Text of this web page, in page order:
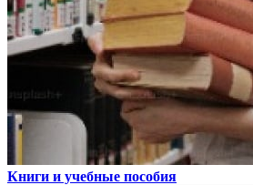
Книги и учебные пособия